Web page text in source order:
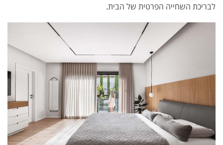
לבריכת השחייה הפרטית של הבית.